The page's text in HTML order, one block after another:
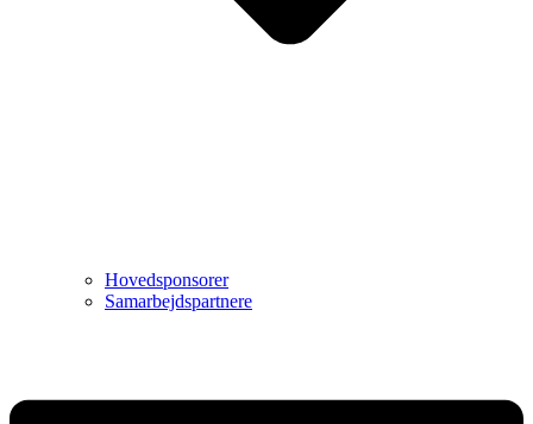
Hovedsponsorer
Samarbejdspartnere